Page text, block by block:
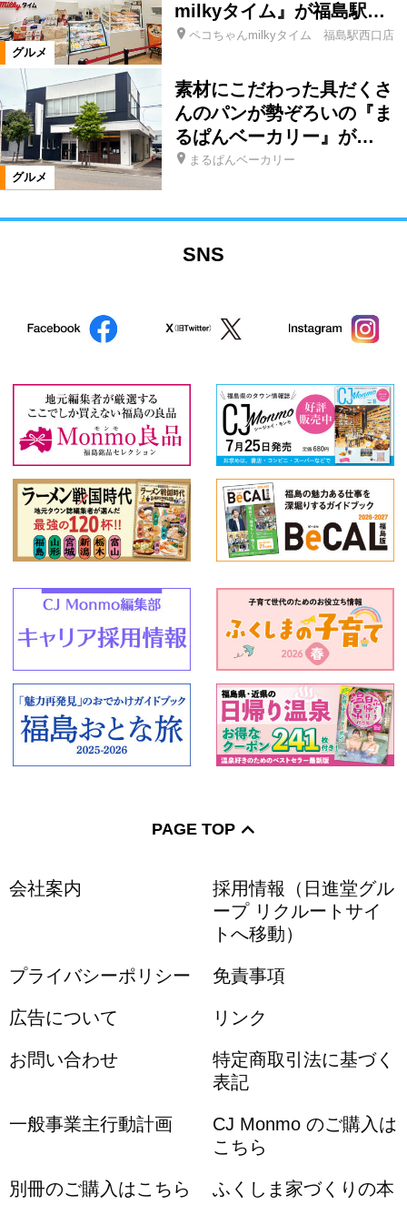
グルメ
milkyタイム』が福島駅…
ペコちゃんmilkyタイム 福島駅西口店
グルメ
素材にこだわった具だくさ
んのパンが勢ぞろいの『ま
るぱんベーカリー』が…
まるぱんベーカリー
SNS
PAGE TOP
会社案内
採用情報（日進堂グル
ープ リクルートサイ
トへ移動）
プライバシーポリシー 免責事項
広告について リンク
お問い合わせ
特定商取引法に基づく
表記
一般事業主行動計画
CJ Monmo のご購入は
こちら
別冊のご購入はこちら ふくしま家づくりの本